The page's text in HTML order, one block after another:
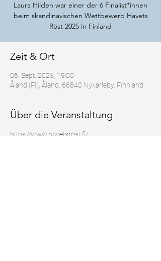
Laura Hilden war einer der 6 Finalist*innen
beim skandinavischen Wettbewerb Havets
Röst 2025 in Finland
Zeit & Ort
06. Sept. 2025, 19:00
Åland (FI), Åland, 66840 Nykarleby, Finnland
Über die Veranstaltung
https://www.havetsrost.fi/